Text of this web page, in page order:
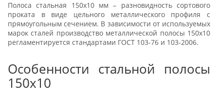
Полоса стальная 150x10 мм – разновидность сортового
проката в виде цельного металлического профиля с
прямоугольным сечением. В зависимости от используемых
марок сталей производство металлической полосы 150x10
регламентируется стандартами ГОСТ 103-76 и 103-2006.
Особенности стальной полосы
150x10